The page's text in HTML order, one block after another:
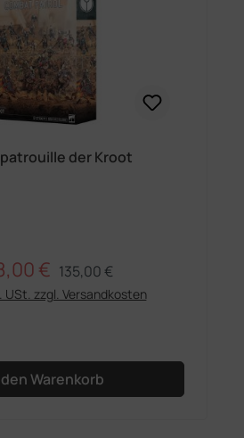
der Kroot
€ Regulärer Preis:
135,00 €
USt. zzgl. Versandkosten
Gib den
Warenkorb